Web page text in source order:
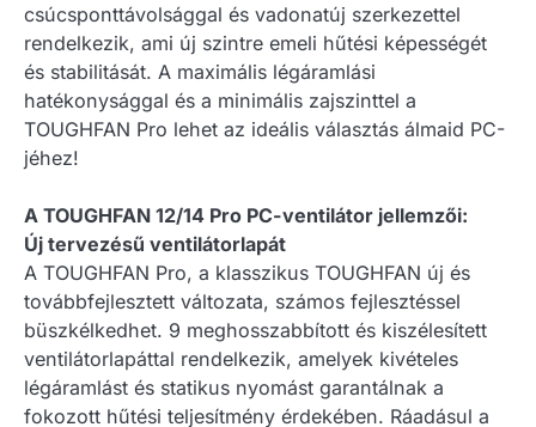
csúcsponttávolsággal és vadonatúj szerkezettel
rendelkezik, ami új szintre emeli hűtési képességét
és stabilitását. A maximális légáramlási
hatékonysággal és a minimális zajszinttel a
TOUGHFAN Pro lehet az ideális választás álmaid PC-
jéhez!
A TOUGHFAN 12/14 Pro PC-ventilátor jellemzői:
Új tervezésű ventilátorlapát
A TOUGHFAN Pro, a klasszikus TOUGHFAN új és
továbbfejlesztett változata, számos fejlesztéssel
büszkélkedhet. 9 meghosszabbított és kiszélesített
ventilátorlapáttal rendelkezik, amelyek kivételes
légáramlást és statikus nyomást garantálnak a
fokozott hűtési teljesítmény érdekében. Ráadásul a